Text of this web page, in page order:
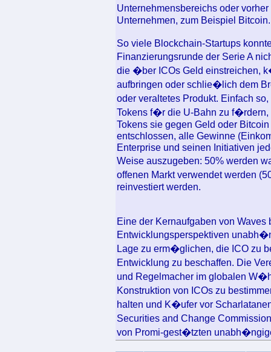
Unternehmensbereichs oder
Unternehmen, zum Beispiel Bitcoin.
So viele Blockchain-Startups
Finanzierungsrunde der Serie A
die �ber ICOs Geld einstreichen,
aufbringen oder schlie�lich dem
oder veraltetes Produkt. Einfach
Tokens f�r die U-Bahn zu
Tokens sie gegen Geld oder
entschlossen, alle Gewinne
Enterprise und seinen Initiativen
Weise auszugeben: 50% werden
offenen Markt verwendet werden
reinvestiert werden.
Eine der Kernaufgaben von
Entwicklungsperspektiven
Lage zu erm�glichen, die ICO zu
Entwicklung zu beschaffen. Die
und Regelmacher im globalen
Konstruktion von ICOs zu
halten und K�ufer vor
Securities and Change
von Promi-gest�tzten